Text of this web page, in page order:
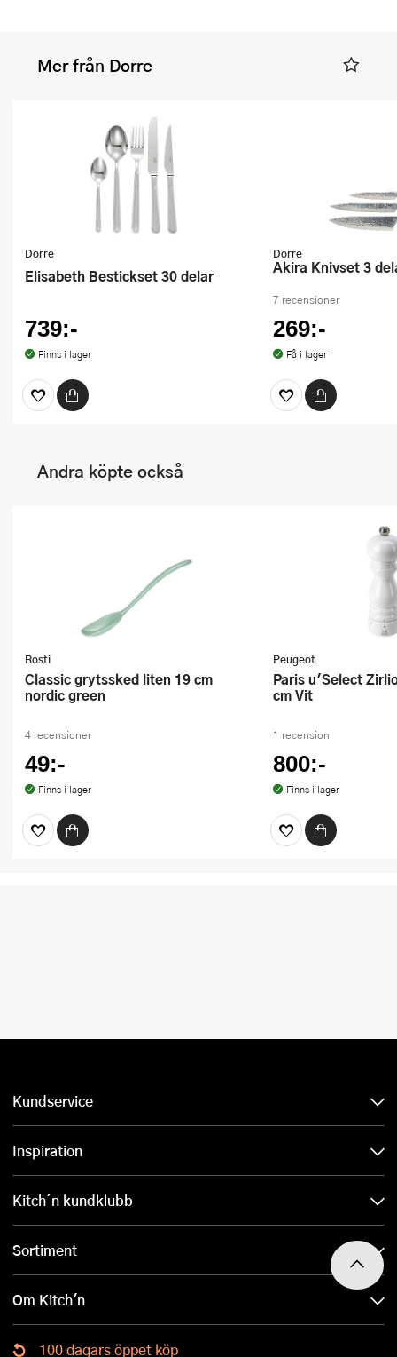
Mer från Dorre
Dorre
Elisabeth Bestickset 30 delar
739:-
Finns i lager
Dorre
Akira Knivset 3
7 recensioner
269:-
Få i lager
Andra köpte också
Rosti
Classic grytssked liten 19 cm
nordic green
4 recensioner
49:-
Finns i lager
Peugeot
Paris u'Select Zirlion saltkvarn 18
cm Vit
1 recension
800:-
Finns i lager
Kundservice
Inspiration
Kitch´n kundklubb
Sortiment
Om Kitch'n
100 dagars öppet köp